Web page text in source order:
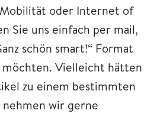
oder Internet of
Sie uns einfach per mail,
schön smart!“ Format
Vielleicht hätten
zu einem bestimmten
nehmen wir gerne